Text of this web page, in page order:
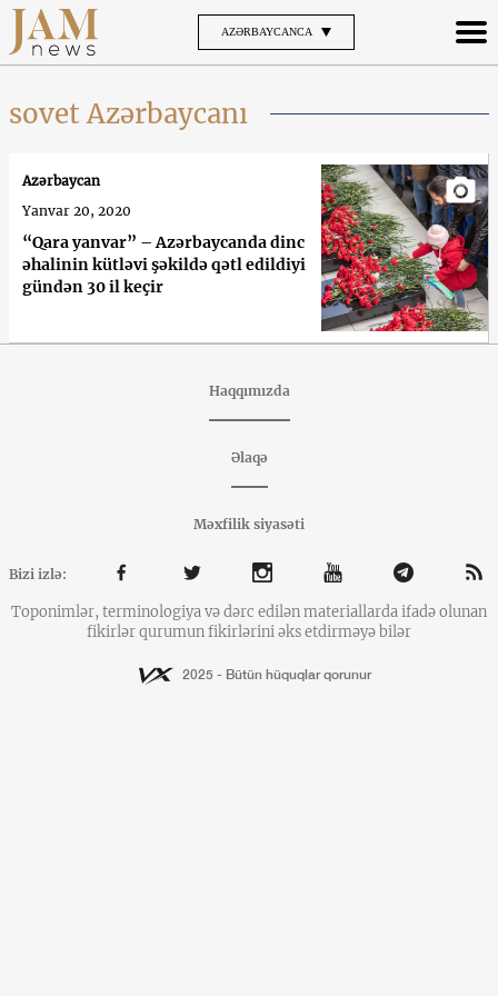
AZƏRBAYCANCA
sovet Azərbaycanı
“Qara yanvar” – Azərbaycanda dinc
əhalinin kütləvi şəkildə qətl edildiyi
gündən 30 il keçir
Azərbaycan
Yanvar 20, 2020
Haqqımızda
Əlaqə
Məxfilik siyasəti
Bizi izlə:
Toponimlər, terminologiya və dərc edilən materiallarda ifadə olunan
fikirlər qurumun fikirlərini əks etdirməyə bilər
2025 - Bütün hüquqlar qorunur